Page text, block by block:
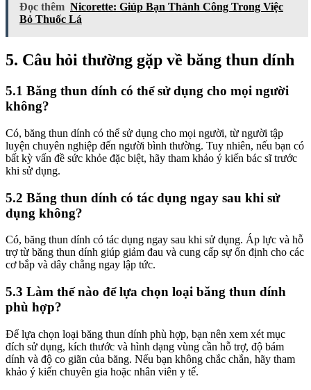
Đọc thêm Nicorette: Giúp Bạn Thành Công Trong Việc
Bỏ Thuốc Lá
5. Câu hỏi thường gặp về băng thun dính
5.1 Băng thun dính có thể sử dụng cho mọi người
không?
Có, băng thun dính có thể sử dụng cho mọi người, từ người tập
luyện chuyên nghiệp đến người bình thường. Tuy nhiên, nếu bạn có
bất kỳ vấn đề sức khỏe đặc biệt, hãy tham khảo ý kiến ​​bác sĩ trước
khi sử dụng.
5.2 Băng thun dính có tác dụng ngay sau khi sử
dụng không?
Có, băng thun dính có tác dụng ngay sau khi sử dụng. Áp lực và hỗ
trợ từ băng thun dính giúp giảm đau và cung cấp sự ổn định cho các
cơ bắp và dây chằng ngay lập tức.
5.3 Làm thế nào để lựa chọn loại băng thun dính
phù hợp?
Để lựa chọn loại băng thun dính phù hợp, bạn nên xem xét mục
đích sử dụng, kích thước và hình dạng vùng cần hỗ trợ, độ bám
dính và độ co giãn của băng. Nếu bạn không chắc chắn, hãy tham
khảo ý kiến ​​chuyên gia hoặc nhân viên y tế.